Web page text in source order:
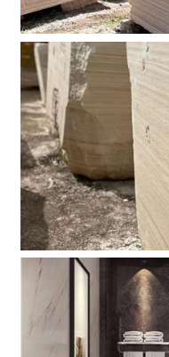
Blocco Travertino Sofia.
Blocco Travertino Sofia.